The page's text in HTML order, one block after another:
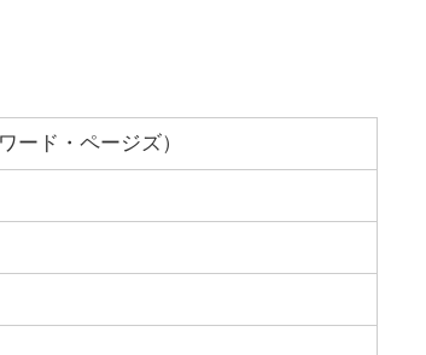
ード・ページズ）